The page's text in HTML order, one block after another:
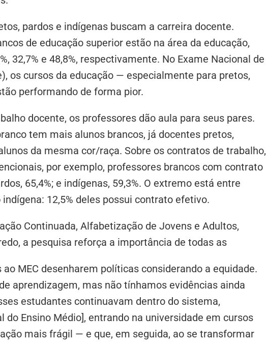
pardos e indígenas buscam a carreira docente.
de educação superior estão na área da educação,
32,7% e 48,8%, respectivamente. No Exame Nacional de
os cursos da educação — especialmente para pretos,
performando de forma pior.
docente, os professores dão aula para seus pares.
tem mais alunos brancos, já docentes pretos,
da mesma cor/raça. Sobre os contratos de trabalho,
por exemplo, professores brancos com contrato
65,4%; e indígenas, 59,3%. O extremo está entre
12,5% deles possui contrato efetivo.
Continuada, Alfabetização de Jovens e Adultos,
a pesquisa reforça a importância de todas as
MEC desenharem políticas considerando a equidade.
aprendizagem, mas não tínhamos evidências ainda
estudantes continuavam dentro do sistema,
do Ensino Médio], entrando na universidade em cursos
mais frágil — e que, em seguida, ao se transformar